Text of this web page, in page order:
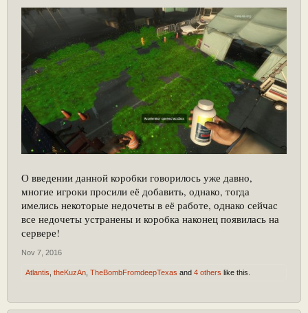
О введении данной коробки говорилось уже давно,
многие игроки просили её добавить, однако, тогда
имелись некоторые недочеты в её работе, однако сейчас
все недочеты устранены и коробка наконец появилась на
сервере!
Nov 7, 2016
Atlantis theKuzAn TheBombFromdeepTexas and 4 others like this.